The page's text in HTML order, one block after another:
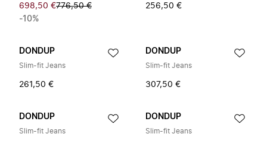
698,50 €776,50 €
-10%
256,50 €
DONDUP
Slim-fit Jeans
261,50 €
DONDUP
Slim-fit Jeans
307,50 €
DONDUP
Slim-fit Jeans
DONDUP
Slim-fit Jeans